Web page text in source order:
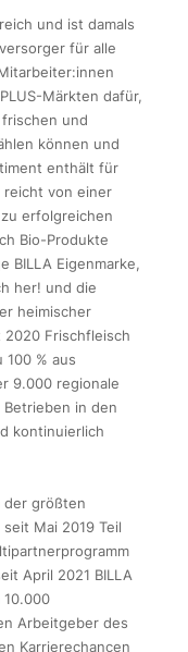
und ist damals
für alle
Märkten dafür,
und
können und
enthält für
reicht von einer
erfolgreichen
Bio-Produkte
BILLA Eigenmarke,
her! und die
heimischer
2020 Frischfleisch
% aus
9.000 regionale
in den
kontinuierlich
der größten
Mai 2019 Teil
April 2021 BILLA
10.000
Arbeitgeber des
Karrierechancen